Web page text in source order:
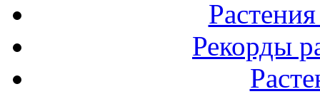
Рекорды